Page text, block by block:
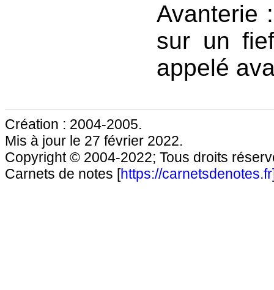
Avanterie
sur un
appelé
Création : 2004-2005.
Mis à jour le 27 février 2022.
Copyright © 2004-2022; Tous droits
Carnets de notes [https://